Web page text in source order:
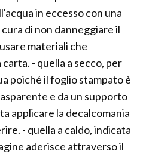
in eccesso con una
di non danneggiare il
materiali che
- quella a secco, per
poiché il foglio stampato è
e da un supporto
applicare la decalcomania
- quella a caldo, indicata
aderisce attraverso il